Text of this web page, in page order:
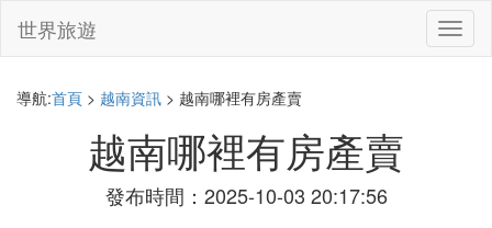
切
換
世界旅遊
導航:首頁 > 越南資訊 > 越南哪裡有房產賣
越南哪裡有房產賣
發布時間：2025-10-03 20:17:56